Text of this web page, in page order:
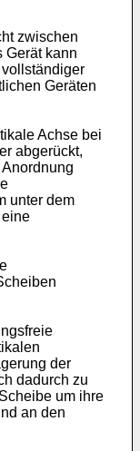
zwischen
Gerät kann
Geräten
Achse bei
abgerückt,
unter dem
der
dadurch zu
um ihre
an den